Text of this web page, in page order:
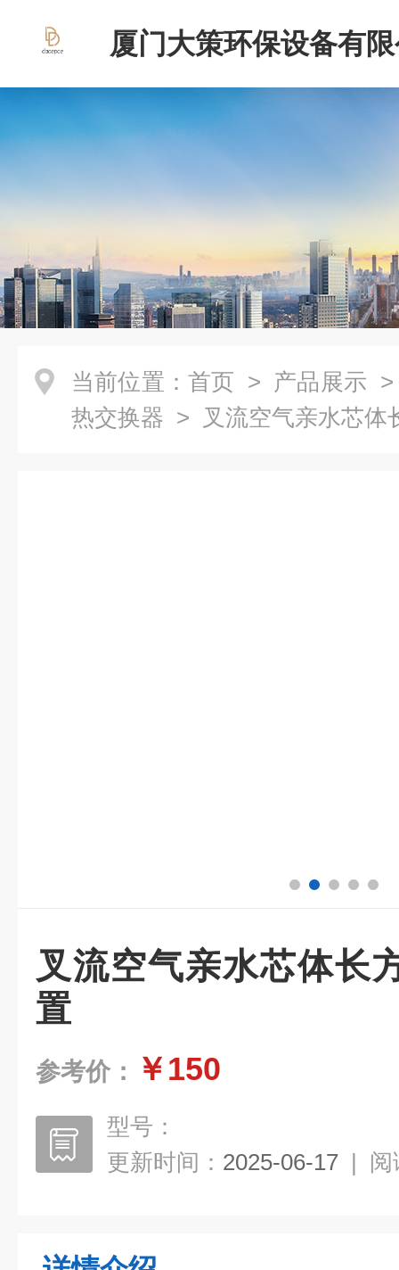
厦门大策环保设备有
当前位置： 首页 > 产品展示
热交换器 > 叉流空气亲水芯体
叉流空气亲水芯体长
置
参考价： ￥150
型号：
更新时间： 2025-06-17 | 阅